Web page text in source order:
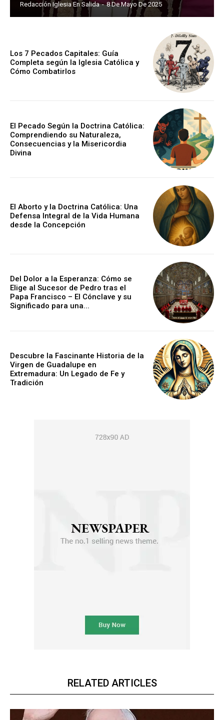
Redacción Iglesia En Salida - 8 De Mayo De 2025
Los 7 Pecados Capitales: Guía
Completa según la Iglesia Católica y
Cómo Combatirlos
El Pecado Según la Doctrina Católica:
Comprendiendo su Naturaleza,
Consecuencias y la Misericordia
Divina
El Aborto y la Doctrina Católica: Una
Defensa Integral de la Vida Humana
desde la Concepción
Del Dolor a la Esperanza: Cómo se
Elige al Sucesor de Pedro tras el
Papa Francisco – El Cónclave y su
Significado para una...
Descubre la Fascinante Historia de la
Virgen de Guadalupe en
Extremadura: Un Legado de Fe y
Tradición
RELATED ARTICLES